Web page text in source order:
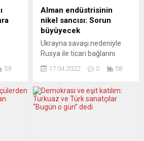
ve
vakası saptandı ve 29 kişi
hayatını kaybetti. İsviçre’de
salgının başından bu yana
virüs bulaşan kişi sayısı...
59
Alman endüstrisinin
nikel sancısı: Sorun
büyüyecek
Ukrayna savaşı nedeniyle
Rusya ile ticari bağlarını
ağır sınamalarla karşı
sanayi ülkesi, nikel gibi
değerli hammaddeler için
17.04.2022 0 58